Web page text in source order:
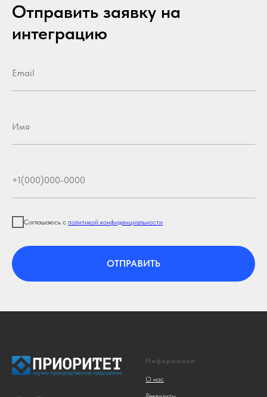
Отправить заявку на
интеграцию
Соглашаюсь с политикой конфиденциальности
ОТПРАВИТЬ
Информация
О нас